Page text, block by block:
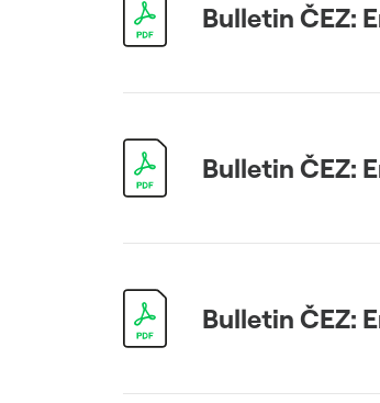
Bulletin ČEZ:
Bulletin ČEZ:
Bulletin ČEZ: